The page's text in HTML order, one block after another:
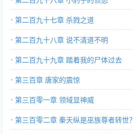
第二百九十七章 杀戮之道
第二百九十八章 说不清道不明
第二百九十九章 踏着我的尸体过去
第三百章 唐家的震惊
第三百零一章 领域显神威
第三百零二章 秦天纵是巫族尊者转世？